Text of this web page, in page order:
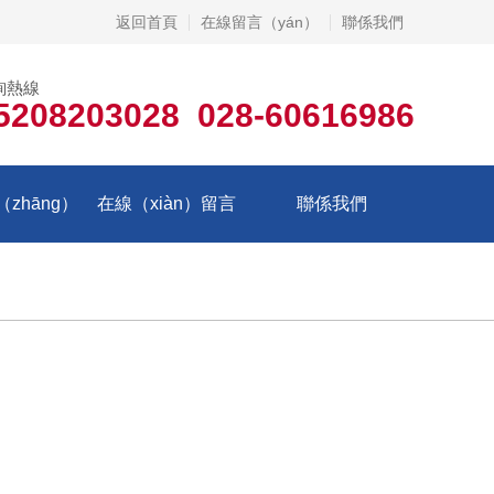
返回首頁 在線留言（yán） 聯係我們
熱線
028-60616986
zhāng） 在線（xiàn）留言 聯係我們